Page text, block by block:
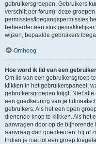
gebruikersgroepen. Gebruikers
verschilt per forum), deze
permissies/toegangspermissies
beheerder een stuk
wijzen, bepaalde gebruikers
Omhoog
Hoe word ik lid van een
Om lid van een gebruikersgroep
klikken in het gebruikerspaneel,
gebruikersgroepen krijgt. Niet
een goedkeuring van je
gebruikers. Als het een open
dienende knop te klikken. Als het
aanvragen door op de bijhorende
aanvraag dan goedkeuren, hij of
Indien je niet tot een groep